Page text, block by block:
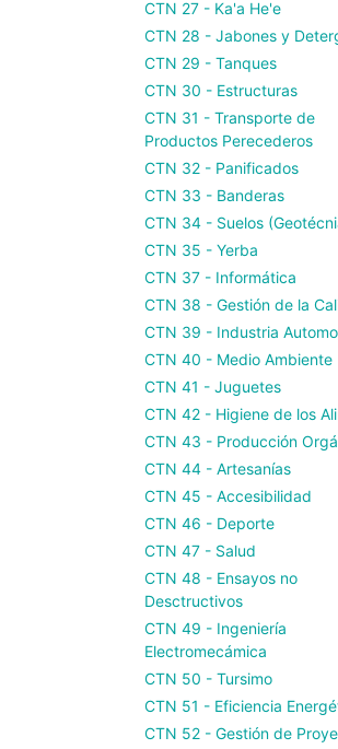
CTN 27 - Ka'a He'e
CTN 28 - Jabones y
CTN 29 - Tanques
CTN 30 - Estructuras
CTN 31 - Transporte de
Productos Perecederos
CTN 32 - Panificados
CTN 33 - Banderas
CTN 34 - Suelos
CTN 35 - Yerba
CTN 37 - Informática
CTN 38 - Gestión de la
CTN 39 - Industria
CTN 40 - Medio Ambiente
CTN 41 - Juguetes
CTN 42 - Higiene de los
CTN 43 - Producción
CTN 44 - Artesanías
CTN 45 - Accesibilidad
CTN 46 - Deporte
CTN 47 - Salud
CTN 48 - Ensayos no
Desctructivos
CTN 49 - Ingeniería
Electromecámica
CTN 50 - Tursimo
CTN 51 - Eficiencia
CTN 52 - Gestión de